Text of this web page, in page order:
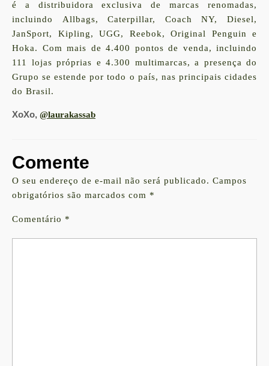
é a distribuidora exclusiva de marcas renomadas,
incluindo Allbags, Caterpillar, Coach NY, Diesel,
JanSport, Kipling, UGG, Reebok, Original Penguin e
Hoka. Com mais de 4.400 pontos de venda, incluindo
111 lojas próprias e 4.300 multimarcas, a presença do
Grupo se estende por todo o país, nas principais cidades
do Brasil.
XoXo, @laurakassab
Comente
O seu endereço de e-mail não será publicado. Campos
obrigatórios são marcados com *
Comentário *